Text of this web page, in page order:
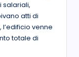
salariali,
atti di
venne
totale di